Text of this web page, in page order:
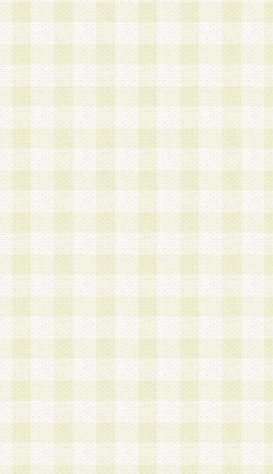
4.会員は、複数のログインＩＤおよびパスワード
いものとします。
第4条 ログインIDおよびパスワードの管理
1.会員は、会員登録後、本サイト内にて本サービ
加する際には、前条に基づき当社から付与された
スワードを使用するものとします。
2.登録の際に当社が付与したログインIDおよびパ
の使用に関しては、全て会員本人がその責任を負
3.会員は、当社から付与されたログインIDおよび
貸与、名義変更、売買その他形態を問わず第三者
ならないものとします。
4.当社は、会員によるログインIDおよびパスワー
盗用など第三者の利用に伴う損害の発生について
き事由の有無、その他原因の如何を問わず、一切
のとします。
第5条 会員の登録情報
1.当社は、会員の登録情報に含まれる氏名・住所
アドレス等会員個人を識別できる情報を当社が別
シーポリシー
」に基づき適切に取り扱うものとし
は、当該個人情報を以下の各号に定める目的に利
す。なお、これら事項以外の目的で個人情報を利
かじめ会員の同意を得たうえで利用するものとし
a.本サービスの実施または運営
b.本サービスに係る謝礼、景品、調査サンプル品
c.会員からの電話、メール等の問い合わせなどへ
d.その他これらに付随する業務